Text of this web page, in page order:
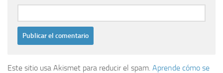
Este sitio usa Akismet para reducir el spam. Aprende cómo se